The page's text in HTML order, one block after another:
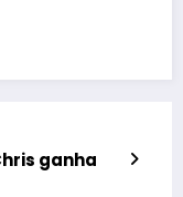
ganha